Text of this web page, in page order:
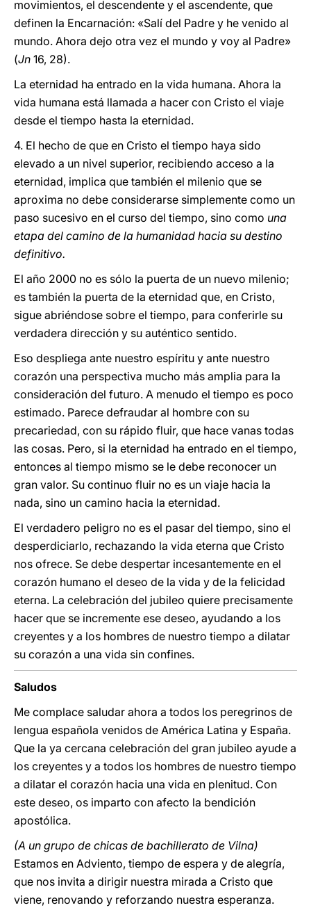
movimientos, el descendente y el ascendente, que
definen la Encarnación: «Salí del Padre y he venido al
mundo. Ahora dejo otra vez el mundo y voy al Padre»
(Jn 16, 28).
La eternidad ha entrado en la vida humana. Ahora la
vida humana está llamada a hacer con Cristo el viaje
desde el tiempo hasta la eternidad.
4. El hecho de que en Cristo el tiempo haya sido
elevado a un nivel superior, recibiendo acceso a la
eternidad, implica que también el milenio que se
aproxima no debe considerarse simplemente como un
paso sucesivo en el curso del tiempo, sino como una
etapa del camino de la humanidad hacia su destino
definitivo.
El año 2000 no es sólo la puerta de un nuevo milenio;
es también la puerta de la eternidad que, en Cristo,
sigue abriéndose sobre el tiempo, para conferirle su
verdadera dirección y su auténtico sentido.
Eso despliega ante nuestro espíritu y ante nuestro
corazón una perspectiva mucho más amplia para la
consideración del futuro. A menudo el tiempo es poco
estimado. Parece defraudar al hombre con su
precariedad, con su rápido fluir, que hace vanas todas
las cosas. Pero, si la eternidad ha entrado en el tiempo,
entonces al tiempo mismo se le debe reconocer un
gran valor. Su continuo fluir no es un viaje hacia la
nada, sino un camino hacia la eternidad.
El verdadero peligro no es el pasar del tiempo, sino el
desperdiciarlo, rechazando la vida eterna que Cristo
nos ofrece. Se debe despertar incesantemente en el
corazón humano el deseo de la vida y de la felicidad
eterna. La celebración del jubileo quiere precisamente
hacer que se incremente ese deseo, ayudando a los
creyentes y a los hombres de nuestro tiempo a dilatar
su corazón a una vida sin confines.
Saludos
Me complace saludar ahora a todos los peregrinos de
lengua española venidos de América Latina y España.
Que la ya cercana celebración del gran jubileo ayude a
los creyentes y a todos los hombres de nuestro tiempo
a dilatar el corazón hacia una vida en plenitud. Con
este deseo, os imparto con afecto la bendición
apostólica.
(A un grupo de chicas de bachillerato de Vilna)
Estamos en Adviento, tiempo de espera y de alegría,
que nos invita a dirigir nuestra mirada a Cristo que
viene, renovando y reforzando nuestra esperanza.